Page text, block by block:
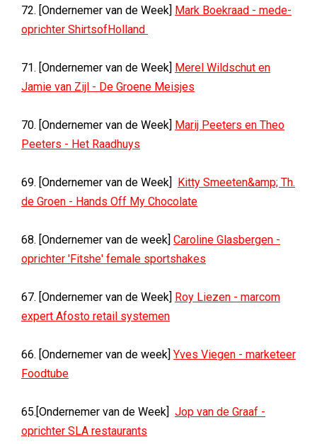
72. [Ondernemer van de Week] Mark Boekraad - mede-
oprichter ShirtsofHolland
71. [Ondernemer van de Week] Merel Wildschut en
Jamie van Zijl - De Groene Meisjes
70. [Ondernemer van de Week] Marij Peeters en Theo
Peeters - Het Raadhuys
69. [Ondernemer van de Week] Kitty Smeeten&amp; Th.
de Groen - Hands Off My Chocolate
68. [Ondernemer van de week] Caroline Glasbergen -
oprichter 'Fitshe' female sportshakes
67. [Ondernemer van de Week] Roy Liezen - marcom
expert Afosto retail systemen
66. [Ondernemer van de week] Yves Viegen - marketeer
Foodtube
65.[Ondernemer van de Week] Jop van de Graaf -
oprichter SLA restaurants